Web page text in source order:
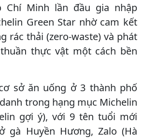
Chí Minh lần đầu gia nhập
Green Star nhờ cam kết
rác thải (zero-waste) và phát
thực vật một cách bền
sở ăn uống ở 3 thành phố
trong hạng mục Michelin
gợi ý), với 9 tên tuổi mới
gà Huyền Hương, Zalo (Hà